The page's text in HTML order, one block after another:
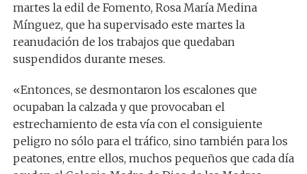
martes la edil de Fomento, Rosa María Medina
Mínguez, que ha supervisado este martes la
reanudación de los trabajos que quedaban
suspendidos durante meses.
«Entonces, se desmontaron los escalones que
ocupaban la calzada y que provocaban el
estrechamiento de esta vía con el consiguiente
peligro no sólo para el tráfico, sino también para los
peatones, entre ellos, muchos pequeños que cada día